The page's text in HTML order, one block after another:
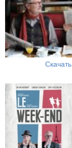
Скачать